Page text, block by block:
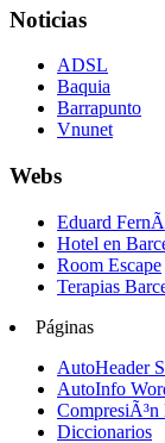
Noticias
ADSL
Baquia
Barrapunto
Vnunet
Webs
Eduard
Hotel en
Room Escape
Terapias
Páginas
AutoHeader
AutoInfo
Diccionarios